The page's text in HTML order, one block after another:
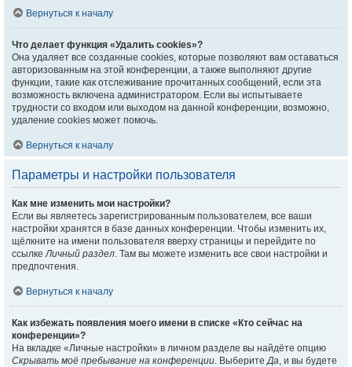
Вернуться к началу
Что делает функция «Удалить cookies»?
Она удаляет все созданные cookies, которые позволяют вам оставаться
авторизованным на этой конференции, а также выполняют другие
функции, такие как отслеживание прочитанных сообщений, если эта
возможность включена администратором. Если вы испытываете
трудности со входом или выходом на данной конференции, возможно,
удаление cookies может помочь.
Вернуться к началу
Параметры и настройки пользователя
Как мне изменить мои настройки?
Если вы являетесь зарегистрированным пользователем, все ваши
настройки хранятся в базе данных конференции. Чтобы изменить их,
щёлкните на имени пользователя вверху страницы и перейдите по
ссылкеЛичный раздел. Там вы можете изменить все свои настройки и
предпочтения.
Вернуться к началу
Как избежать появления моего имени в списке «Кто сейчас на
конференции»?
На вкладке «Личные настройки» в личном разделе вы найдёте опцию
Скрывать моё пребывание на конференции. ВыберитеДа, и вы будете